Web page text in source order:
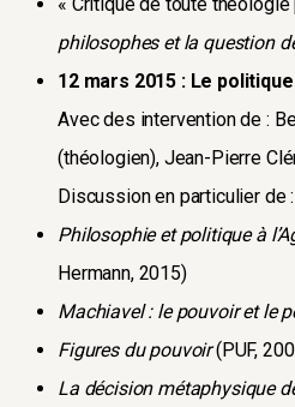
philosophes et la question
12 mars 2015 : Le
Avec des intervention de :
(théologien), Jean-Pierre
Discussion en particulier de :
Philosophie et politique à
Hermann, 2015)
Machiavel : le pouvoir et le
Figures du pouvoir(PUF,
La décision métaphysique